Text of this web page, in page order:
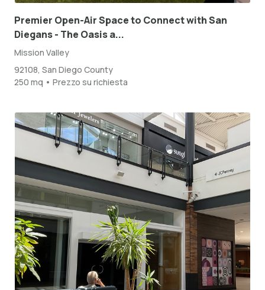
Premier Open-Air Space to Connect with San
Diegans - The Oasis a...
Mission Valley
92108, San Diego County
250 mq • Prezzo su richiesta